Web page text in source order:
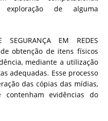
de alguma
SEGURANÇA EM REDES
de obtenção de itens físicos
mediante a utilização
adequadas. Esse processo
das cópias das mídias,
evidências do